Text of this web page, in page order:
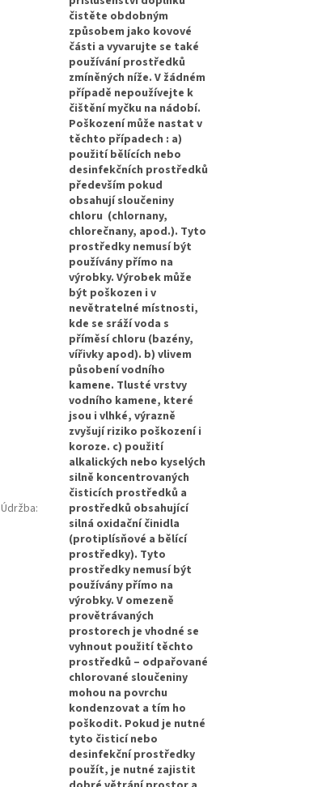
Údržba:
čistěte obdobným
způsobem jako kovové
části a vyvarujte se také
používání prostředků
zmíněných níže. V žádném
případě nepoužívejte k
čištění myčku na nádobí.
Poškození může nastat v
těchto případech : a)
použití bělících nebo
desinfekčních prostředků
především pokud
obsahují sloučeniny
chloru (chlornany,
chlorečnany, apod.). Tyto
prostředky nemusí být
používány přímo na
výrobky. Výrobek může
být poškozen i v
nevětratelné místnosti,
kde se sráží voda s
příměsí chloru (bazény,
vířivky apod). b) vlivem
působení vodního
kamene. Tlusté vrstvy
vodního kamene, které
jsou i vlhké, výrazně
zvyšují riziko poškození i
koroze. c) použití
alkalických nebo kyselých
silně koncentrovaných
čisticích prostředků a
prostředků obsahující
silná oxidační činidla
(protiplísňové a bělící
prostředky). Tyto
prostředky nemusí být
používány přímo na
výrobky. V omezeně
provětrávaných
prostorech je vhodné se
vyhnout použití těchto
prostředků – odpařované
chlorované sloučeniny
mohou na povrchu
kondenzovat a tím ho
poškodit. Pokud je nutné
tyto čisticí nebo
desinfekční prostředky
použít, je nutné zajistit